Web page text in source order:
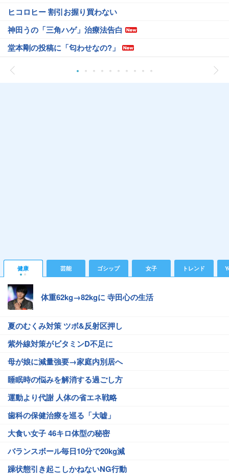
ヒコロヒー 割引お握り買わない
神田うの「三角ハゲ」治療法告白
堂本剛の投稿に「匂わせなの?」
健康 芸能 ゴシップ 女子 トレンド
体重62kg→82kgに 寺田心の生活
夏のむくみ対策 ツボ&反射区押し
紫外線対策がビタミンD不足に
母が娘に減量強要→家庭内別居へ
睡眠時の悩みを解消する過ごし方
運動より代謝 人体の省エネ戦略
歯科の保健治療を巡る「大嘘」
大食い女子 46キロ体型の秘密
バランスボール毎日10分で20kg減
躁状態引き起こしかねないNG行動